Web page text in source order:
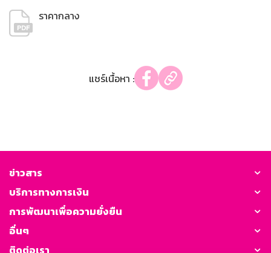
ราคากลาง
แชร์เนื้อหา :
ข่าวสาร
บริการทางการเงิน
การพัฒนาเพื่อความยั่งยืน
อื่นๆ